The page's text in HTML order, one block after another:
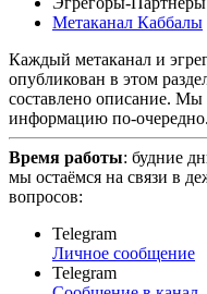
Метаканал Каббалы
Каждый метаканал и
опубликован в этом
составлено описание. Мы
информацию по-очередно.
Время работы: будние
мы остаёмся на связи в
вопросов:
Telegram
Личное сообщение
Telegram